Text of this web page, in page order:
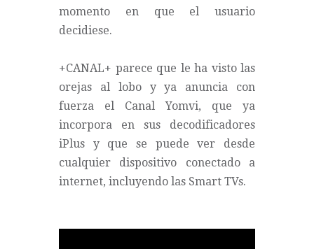
momento en que el usuario
decidiese.
+CANAL+ parece que le ha visto las
orejas al lobo y ya anuncia con
fuerza el Canal Yomvi, que ya
incorpora en sus decodificadores
iPlus y que se puede ver desde
cualquier dispositivo conectado a
internet, incluyendo las Smart TVs.